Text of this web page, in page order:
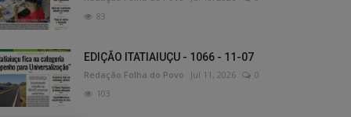
83
EDIÇÃO ITATIAIUÇU - 1066 - 11-07
Redação Folha do Povo Jul 11, 2026
0
103